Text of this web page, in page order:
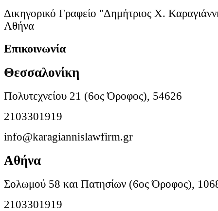
Δικηγορικό Γραφείο "Δημήτριος Χ.
Αθήνα
Επικοινωνία
Θεσσαλονίκη
Πολυτεχνείου 21 (6ος Όροφος), 54626
2103301919
info@karagiannislawfirm.gr
Αθήνα
Σολωμού 58 και Πατησίων (6ος Όροφος),
2103301919